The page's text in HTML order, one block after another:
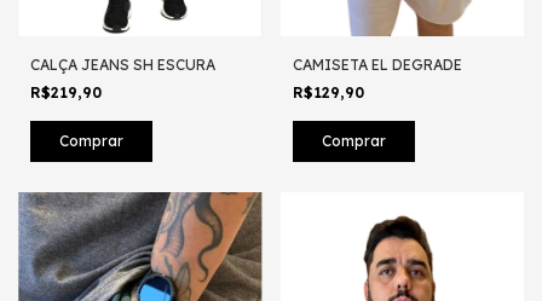
CALÇA JEANS SH ESCURA
R$219,90
Comprar
CAMISETA EL DEGRADE
R$129,90
Comprar